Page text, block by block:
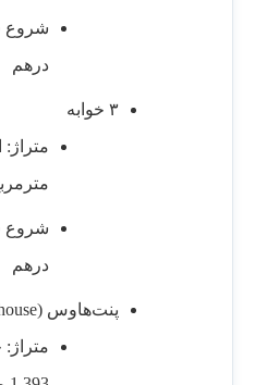
درهم
مترمربع
درهم
پنت‌هاوس (Penthouse)